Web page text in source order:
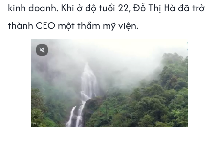
kinh doanh. Khi ở độ tuổi 22, Đỗ Thị Hà đã trở
thành CEO một thẩm mỹ viện.